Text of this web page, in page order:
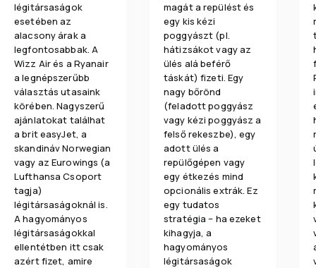
légitársaságok
esetében az
alacsony árak a
legfontosabbak. A
Wizz Air és a Ryanair
a legnépszerűbb
választás utasaink
körében. Nagyszerű
ajánlatokat találhat
a brit easyJet, a
skandináv Norwegian
vagy az Eurowings (a
Lufthansa Csoport
tagja)
légitársaságoknál is.
A hagyományos
légitársaságokkal
ellentétben itt csak
azért fizet, amire
magát a repülést és
egy kis kézi
poggyászt (pl.
hátizsákot vagy az
ülés alá beférő
táskát) fizeti. Egy
nagy bőrönd
(feladott poggyász
vagy kézi poggyász a
felső rekeszbe), egy
adott ülés a
repülőgépen vagy
egy étkezés mind
opcionális extrák. Ez
egy tudatos
stratégia – ha ezeket
kihagyja, a
hagyományos
légitársaságok